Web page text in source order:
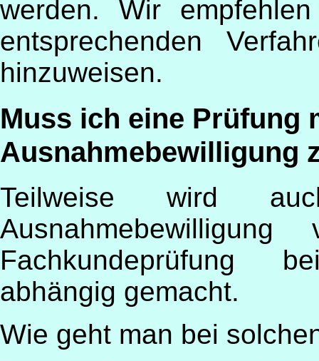
werden. Wir
entsprechenden
hinzuweisen.
Muss ich eine Prüfung
Ausnahmebewilligung
Teilweise wird
Fachkundeprüfung
abhängig gemacht.
Wie geht man bei